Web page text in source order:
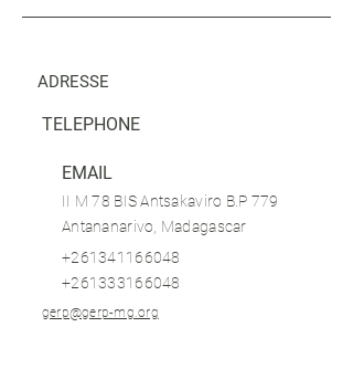
ADRESSE
TELEPHONE
EMAIL
II M 78 BIS Antsakaviro B.P 779
Antananarivo, Madagascar
+261341166048
+261333166048
gerp@gerp-mg.org